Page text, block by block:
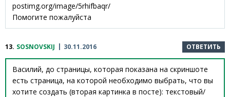
postimg.org/image/5rhifbaqr/
Помогите пожалуйста
13. SOSNOVSKIJ 30.11.2016 ОТВЕТИТЬ
Василий, до страницы, которая показана на скриншоте
есть страница, на которой необходимо выбрать, что вы
хотите создать (вторая картинка в посте): текстовый/